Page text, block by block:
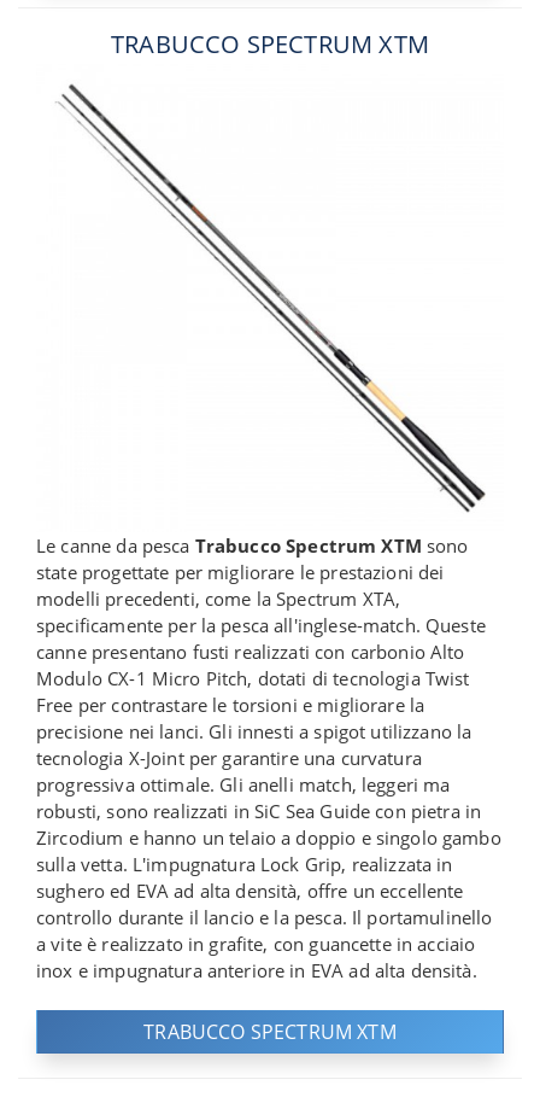
TRABUCCO SPECTRUM XTM
Le canne da pesca Trabucco Spectrum XTM sono
state progettate per migliorare le prestazioni dei
modelli precedenti, come la Spectrum XTA,
specificamente per la pesca all'inglese-match. Queste
canne presentano fusti realizzati con carbonio Alto
Modulo CX-1 Micro Pitch, dotati di tecnologia Twist
Free per contrastare le torsioni e migliorare la
precisione nei lanci. Gli innesti a spigot utilizzano la
tecnologia X-Joint per garantire una curvatura
progressiva ottimale. Gli anelli match, leggeri ma
robusti, sono realizzati in SiC Sea Guide con pietra in
Zircodium e hanno un telaio a doppio e singolo gambo
sulla vetta. L'impugnatura Lock Grip, realizzata in
sughero ed EVA ad alta densità, offre un eccellente
controllo durante il lancio e la pesca. Il portamulinello
a vite è realizzato in grafite, con guancette in acciaio
inox e impugnatura anteriore in EVA ad alta densità.
TRABUCCO SPECTRUM XTM